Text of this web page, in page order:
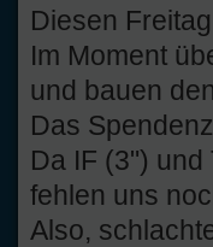
Diesen
Im Moment
und bauen
Das
Da IF (3")
fehlen uns
Also,